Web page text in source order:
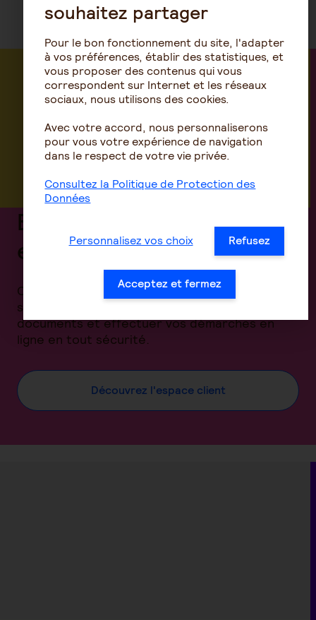
Bienvenue dans votre
espace client !
Connectez-vous pour accéder à vos contrats,
suivre vos remboursements, télécharger vos
documents et effectuer vos démarches en
ligne en tout sécurité.
Découvrez l'espace client
souhaitez partager
Pour le bon fonctionnement du site, l'adapter
à vos préférences, établir des statistiques, et
vous proposer des contenus qui vous
correspondent sur Internet et les réseaux
sociaux, nous utilisons des cookies.
Avec votre accord, nous personnaliserons
pour vous votre expérience de navigation
dans le respect de votre vie privée.
Consultez la Politique de Protection des
Données
Personnalisez vos choix Refusez
Acceptez et fermez